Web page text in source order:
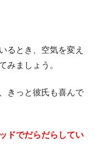
るとき、空気を変え
みましょう。
きっと彼氏も喜んで
ドでだらだらしてい